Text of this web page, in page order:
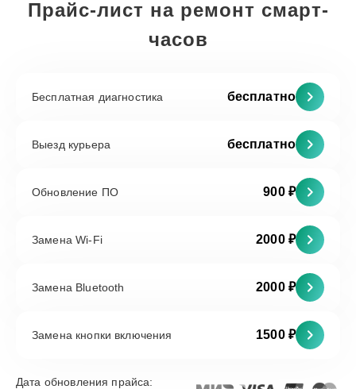
Прайс-лист на ремонт смарт-
часов
Бесплатная диагностика бесплатно
Выезд курьера бесплатно
Обновление ПО 900 ₽
Замена Wi-Fi 2000 ₽
Замена Bluetooth 2000 ₽
Замена кнопки включения 1500 ₽
Дата обновления прайса: